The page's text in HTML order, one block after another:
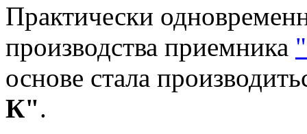
Практически
производства приемника
основе стала
К".